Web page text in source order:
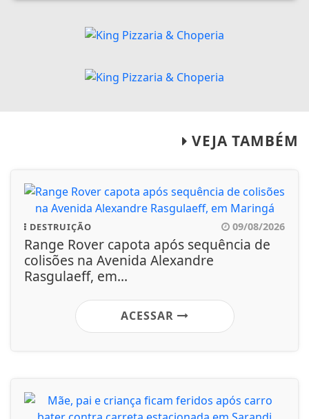
VEJA TAMBÉM
DESTRUIÇÃO 09/08/2026
Range Rover capota após sequência de
colisões na Avenida Alexandre
Rasgulaeff, em...
ACESSAR